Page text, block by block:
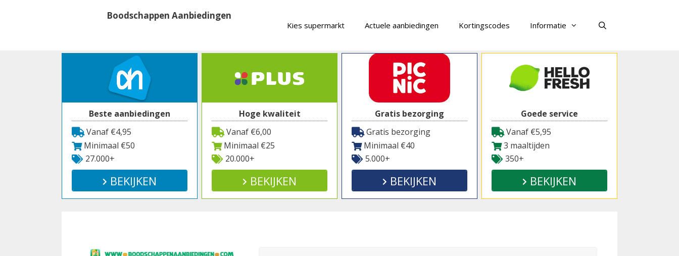
Boodschappen Aanbiedingen
Kies supermarkt Actuele aanbiedingen Kortingscodes Informatie
Beste aanbiedingen
Vanaf €4,95
Minimaal €50
27.000+
BEKIJKEN
Hoge kwaliteit
Vanaf €6,00
Minimaal €25
20.000+
BEKIJKEN
Gratis bezorging
Gratis bezorging
Minimaal €40
5.000+
BEKIJKEN
Goede service
Vanaf €5,95
3 maaltijden
350+
BEKIJKEN